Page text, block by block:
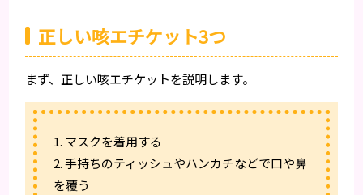
正しい咳エチケット3つ
まず、正しい咳エチケットを説明します。
1. マスクを着用する
2. 手持ちのティッシュやハンカチなどで口や鼻
を覆う